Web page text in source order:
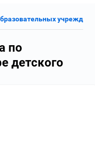
по
детского